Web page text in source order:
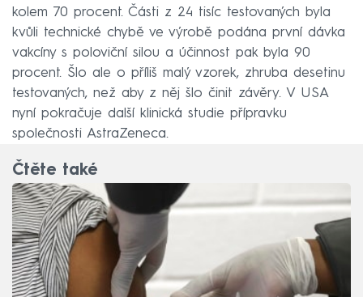
kolem 70 procent. Části z 24 tisíc testovaných byla
kvůli technické chybě ve výrobě podána první dávka
vakcíny s poloviční silou a účinnost pak byla 90
procent. Šlo ale o příliš malý vzorek, zhruba desetinu
testovaných, než aby z něj šlo činit závěry. V USA
nyní pokračuje další klinická studie přípravku
společnosti AstraZeneca.
Čtěte také